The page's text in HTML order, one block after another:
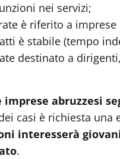
nei servizi;
è riferito a
è stabile (tempo
destinato a
imprese abruzzesi
casi è richiesta
interesserà
.